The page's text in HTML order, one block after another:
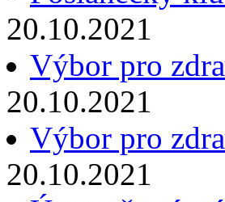
20.10.2021
Výbor pro
20.10.2021
Výbor pro
20.10.2021